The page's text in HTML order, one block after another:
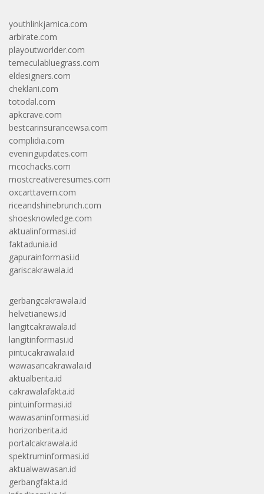
youthlinkjamica.com
arbirate.com
playoutworlder.com
temeculabluegrass.com
eldesigners.com
cheklani.com
totodal.com
apkcrave.com
bestcarinsurancewsa.com
complidia.com
eveningupdates.com
mcochacks.com
mostcreativeresumes.com
oxcarttavern.com
riceandshinebrunch.com
shoesknowledge.com
aktualinformasi.id
faktadunia.id
gapurainformasi.id
gariscakrawala.id
gerbangcakrawala.id
helvetianews.id
langitcakrawala.id
langitinformasi.id
pintucakrawala.id
wawasancakrawala.id
aktualberita.id
cakrawalafakta.id
pintuinformasi.id
wawasaninformasi.id
horizonberita.id
portalcakrawala.id
spektruminformasi.id
aktualwawasan.id
gerbangfakta.id